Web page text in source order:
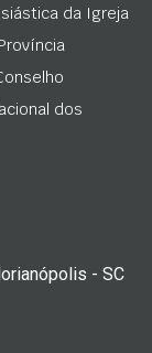
da Igreja
dos
- SC